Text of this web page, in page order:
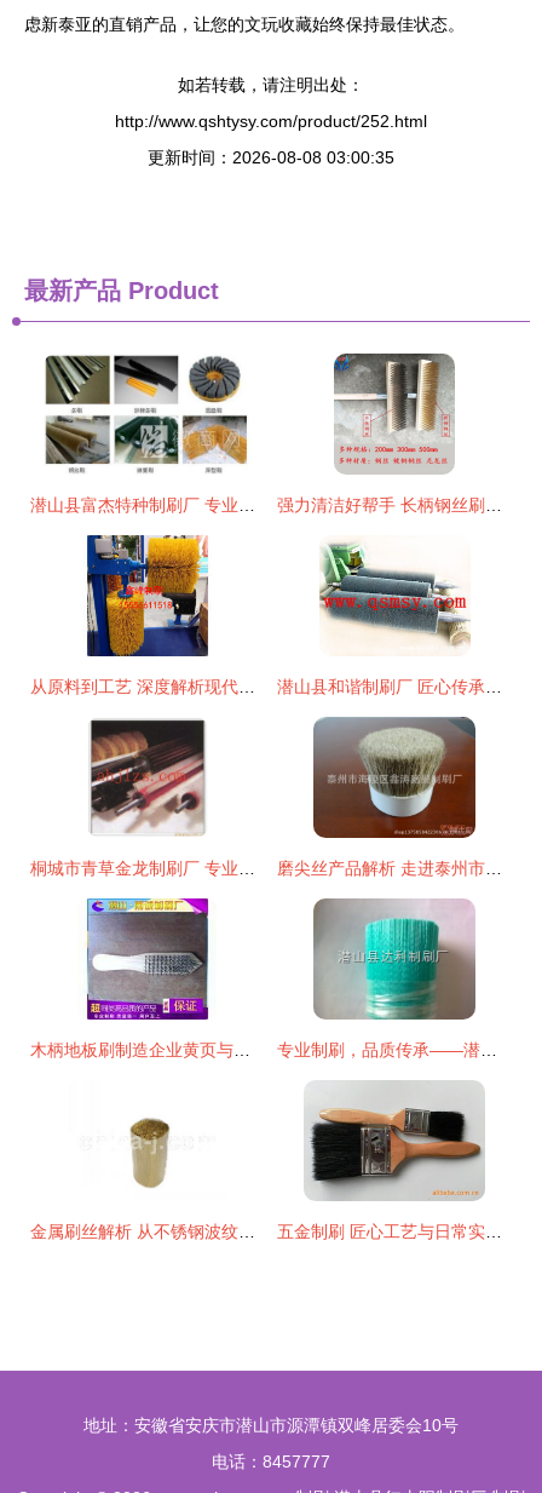
虑新泰亚的直销产品，让您的文玩收藏始终保持最佳状态。
如若转载，请注明出处：
http://www.qshtysy.com/product/252.html
更新时间：2026-08-08 03:00:35
最新产品 Product
地址：安徽省安庆市潜山市源潭镇双峰居委会10号
电话：8457777